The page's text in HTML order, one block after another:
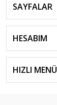
SAYFALAR
HESABIM
HIZLI MENÜ